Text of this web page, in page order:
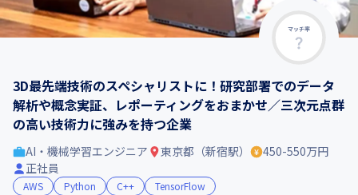
マッチ率
3D最先端技術のスペシャリストに！研究部署でのデータ
解析や概念実証、レポーティングをおまかせ／三次元点群
の高い技術力に強みを持つ企業
AI・機械学習エンジニア 東京都（新宿駅）
450-550万円
正社員
AWS Python C++
TensorFlow